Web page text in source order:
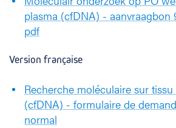
g
plasma (cfDNA) - aanvraagbon
pdf
Version française
Recherche moléculaire sur
(cfDNA) - formulaire de
normal